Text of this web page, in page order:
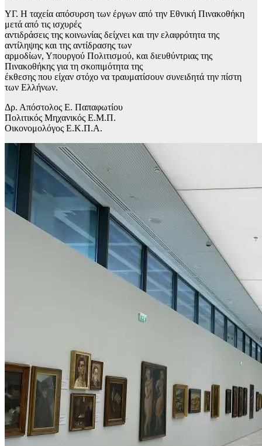
ΥΓ. Η ταχεία απόσυρση των έργων από την Εθνική Πινακοθήκη
μετά από τις ισχυρές
αντιδράσεις της κοινωνίας δείχνει και την ελαφρότητα της
αντίληψης και της αντίδρασης των
αρμοδίων, Υπουργού Πολιτισμού, και διευθύντριας της
Πινακοθήκης για τη σκοπιμότητα της
έκθεσης που είχαν στόχο να τραυματίσουν συνειδητά την πίστη
των Ελλήνων.
Δρ. Απόστολος Ε. Παπαφωτίου
Πολιτικός Μηχανικός Ε.Μ.Π.
Οικονομολόγος Ε.Κ.Π.Α.